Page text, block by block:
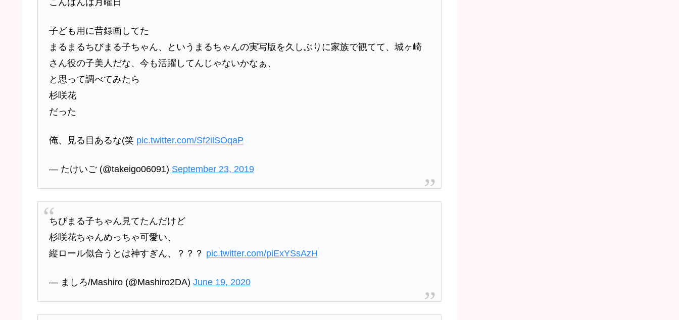
子ども用に昔録画してた
まるまるちびまる子ちゃん、というまるちゃんの実写版を久しぶりに家族で観てて、城ヶ崎
さん役の子美人だな、今も活躍してんじゃないかなぁ、
と思って調べてみたら
杉咲花
だった
俺、見る目あるな(笑 pic.twitter.com/Sf2ilSOqaP
— たけいご (@takeigo06091) September 23, 2019
ちびまる子ちゃん見てたんだけど
杉咲花ちゃんめっちゃ可愛い、
縦ロール似合うとは神すぎん、？？？ pic.twitter.com/piExYSsAzH
— ましろ/Mashiro (@Mashiro2DA) June 19, 2020